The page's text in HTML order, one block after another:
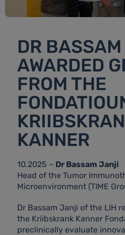
DR
AWARDED
FROM THE
KANNER
10.2025 – Dr Bassam Janji
Head of the Tumor
Microenvironment (TIME
Dr Bassam Janji of the LIH
the Kriibskrank Kanner
preclinically evaluate